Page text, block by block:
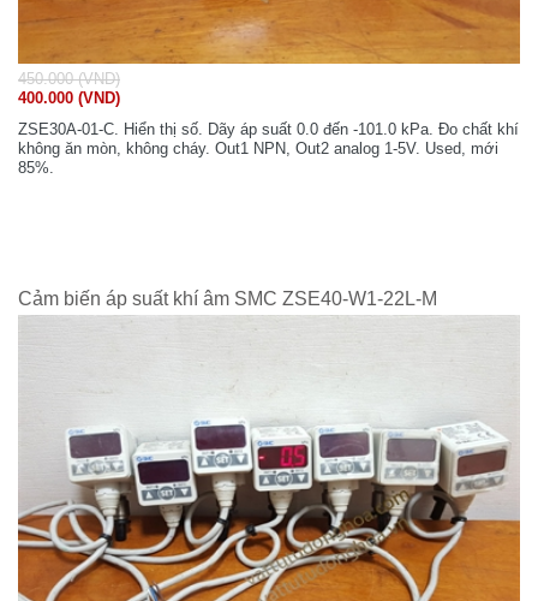
450.000 (VND)
400.000 (VND)
ZSE30A-01-C. Hiển thị số. Dãy áp suất 0.0 đến -101.0 kPa. Đo chất khí
không ăn mòn, không cháy. Out1 NPN, Out2 analog 1-5V. Used, mới
85%.
Cảm biến áp suất khí âm SMC ZSE40-W1-22L-M